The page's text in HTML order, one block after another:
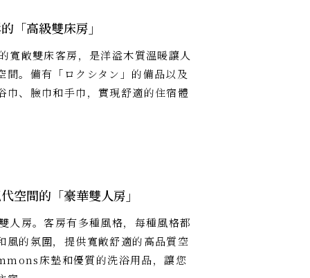
「高級雙床房」
寬敞雙床客房，是洋溢木質溫暖讓人
間。備有「ロクシタン」的備品以及
巾、臉巾和手巾，實現舒適的住宿體
空間的「豪華雙人房」
人房。客房有多種風格，每種風格都
風的氛圍，提供寬敞舒適的高品質空
床墊和優質的洗浴用品，讓您